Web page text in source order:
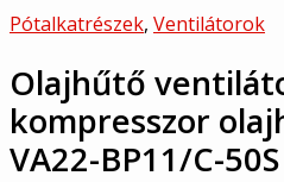
Pótalkatrészek, Ventilátorok
Olajhűtő
kompresszor
VA22-BP11/C-